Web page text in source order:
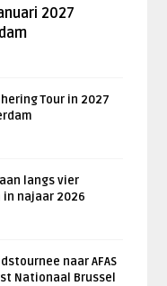
2027
Tour in 2027
langs vier
najaar 2026
naar AFAS
Nationaal Brussel